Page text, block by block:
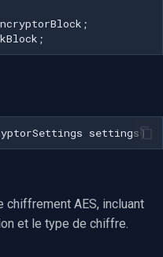
settings )
chiffrement AES, incluant
et le type de chiffre.